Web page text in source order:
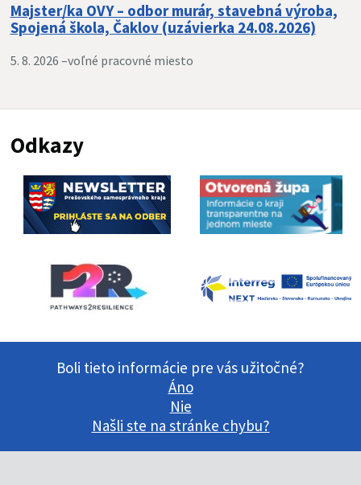
Majster/ka OVY – odbor murár, stavebná výroba,
Spojená škola, Čaklov (uzávierka 24.08.2026)
5. 8. 2026 –voľné pracovné miesto
Odkazy
Boli tieto informácie pre vás užitočné?
Áno
Nie
Našli ste na stránke chybu?